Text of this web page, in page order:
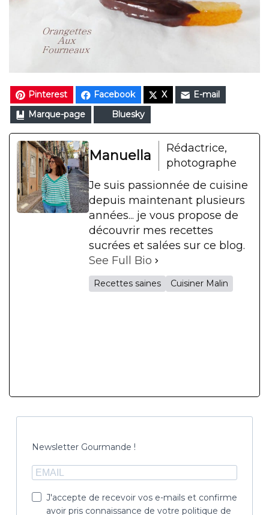
Pinterest Facebook X
E-mail
Marque-page
Bluesky
Manuella
Rédactrice,
photographe
Je suis passionnée de cuisine
depuis maintenant plusieurs
années... je vous propose de
découvrir mes recettes
sucrées et salées sur ce blog.
See Full Bio
Recettes saines Cuisiner Malin
Newsletter Gourmande !
J'accepte de recevoir vos e-mails et confirme
avoir pris connaissance de votre politique de